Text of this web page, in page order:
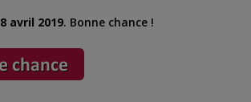
8 avril 2019. Bonne chance !